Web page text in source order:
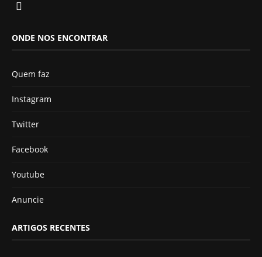
ONDE NOS ENCONTRAR
Quem faz
Instagram
Twitter
Facebook
Youtube
Anuncie
ARTIGOS RECENTES